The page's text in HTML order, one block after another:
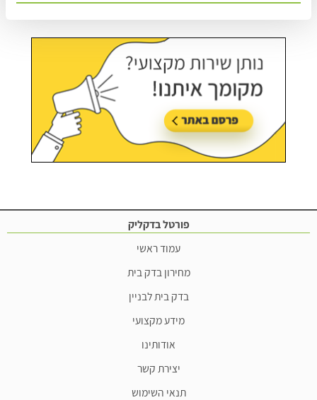
פורטל בדקליק
עמוד ראשי
מחירון בדק בית
בדק בית לבניין
מידע מקצועי
אודותינו
יצירת קשר
תנאי השימוש